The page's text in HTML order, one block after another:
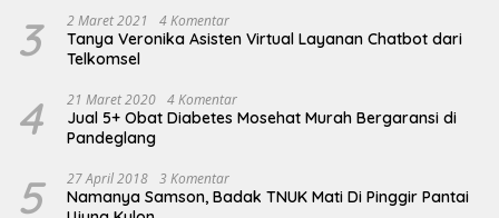
3 2 Maret 2021 4 Komentar
Tanya Veronika Asisten Virtual Layanan Chatbot dari
Telkomsel
4 21 Maret 2020 4 Komentar
Jual 5+ Obat Diabetes Mosehat Murah Bergaransi di
Pandeglang
5 27 April 2018 3 Komentar
Namanya Samson, Badak TNUK Mati Di Pinggir Pantai